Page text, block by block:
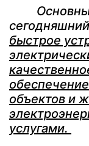
Основные
быстрое
объектов и
услугами.